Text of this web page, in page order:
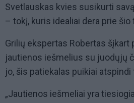
Svetlauskas kvies susikurti
– tokį, kuris idealiai dera prie
Grilių ekspertas Robertas šįkart
jautienos iešmelius su juodųjų
jo, šis patiekalas puikiai
„Jautienos iešmeliai yra